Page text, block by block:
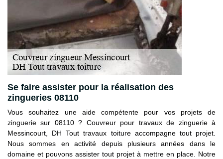
Se faire assister pour la réalisation des
zingueries 08110
Vous souhaitez une aide compétente pour vos projets de
zinguerie sur 08110 ? Couvreur pour travaux de zinguerie à
Messincourt, DH Tout travaux toiture accompagne tout projet.
Nous sommes en activité depuis plusieurs années dans le
domaine et pouvons assister tout projet à mettre en place. Notre